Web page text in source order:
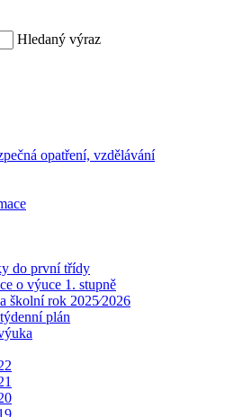
Hledaný výraz
opatření, vzdělávání
do první třídy
o výuce 1. stupně
školní rok 2025⁄2026
plán